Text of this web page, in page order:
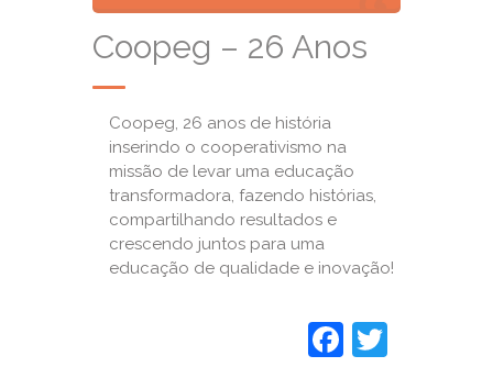
Coopeg – 26 Anos
Coopeg, 26 anos de história
inserindo o cooperativismo na
missão de levar uma educação
transformadora, fazendo histórias,
compartilhando resultados e
crescendo juntos para uma
educação de qualidade e inovação!